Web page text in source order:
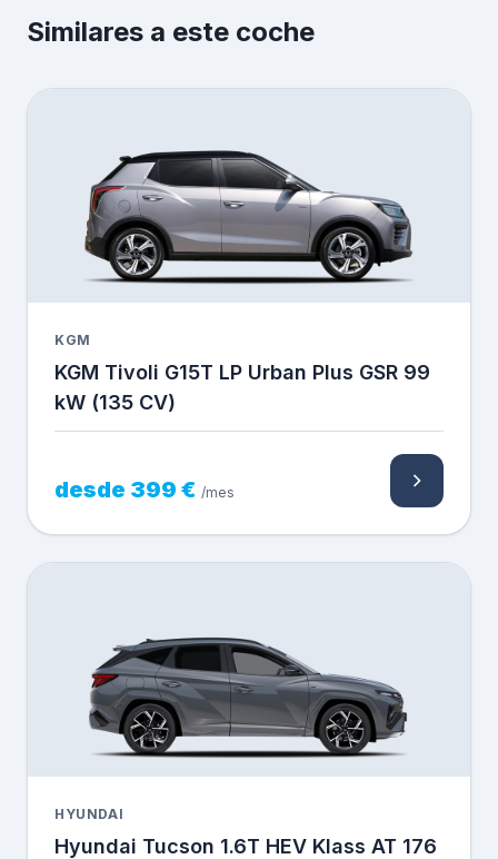
Similares a este coche
KGM
KGM Tivoli G15T LP Urban Plus GSR 99
kW (135 CV)
desde 399 € /mes
HYUNDAI
Hyundai Tucson 1.6T HEV Klass AT 176